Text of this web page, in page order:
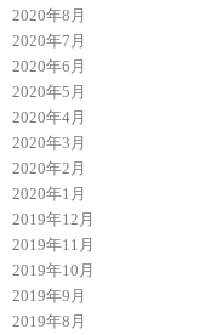
2020年8月
2020年7月
2020年6月
2020年5月
2020年4月
2020年3月
2020年2月
2020年1月
2019年12月
2019年11月
2019年10月
2019年9月
2019年8月